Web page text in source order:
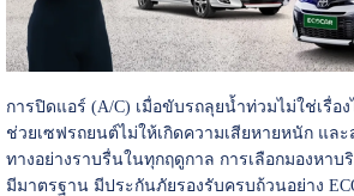
การปิดแอร์ (A/C) เมื่อขับรถลุยน้ำท่วมไม่ใช่เรื่อ
ช่วยเซฟรถยนต์ไม่ให้เกิดความเสียหายหนัก แล
ทางอย่างราบรื่นในทุกฤดูกาล การเลือกมองหาบ
มีมาตรฐาน มีประกันภัยรองรับครบถ้วนอย่าง